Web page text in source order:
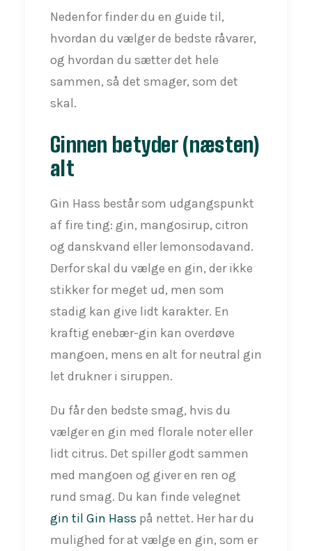
Nedenfor finder du en guide til,
hvordan du vælger de bedste råvarer,
og hvordan du sætter det hele
sammen, så det smager, som det
skal.
Ginnen betyder (næsten)
alt
Gin Hass består som udgangspunkt
af fire ting: gin, mangosirup, citron
og danskvand eller lemonsodavand.
Derfor skal du vælge en gin, der ikke
stikker for meget ud, men som
stadig kan give lidt karakter. En
kraftig enebær-gin kan overdøve
mangoen, mens en alt for neutral gin
let drukner i siruppen.
Du får den bedste smag, hvis du
vælger en gin med florale noter eller
lidt citrus. Det spiller godt sammen
med mangoen og giver en ren og
rund smag. Du kan finde velegnet
gin til Gin Hass på nettet. Her har du
mulighed for at vælge en gin, som er